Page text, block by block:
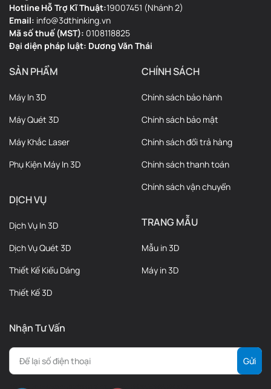
Hotline Hỗ Trợ Kĩ Thuật:19007451 (Nhánh 2)
Email: info@3dthinking.vn
Mã số thuế (MST): 0108118825
Đại diện pháp luật: Dương Văn Thái
SẢN PHẨM
Máy In 3D
Máy Quét 3D
Máy Khắc Laser
Phụ Kiện Máy In 3D
DỊCH VỤ
Dịch Vụ In 3D
Dịch Vụ Quét 3D
Thiết Kế Kiểu Dáng
Thiết Kế 3D
CHÍNH SÁCH
Chính sách bảo hành
Chính sách bảo mật
Chính sách đổi trả hàng
Chính sách thanh toán
Chính sách vận chuyển
TRANG MẪU
Mẫu in 3D
Máy in 3D
Nhận Tư Vấn